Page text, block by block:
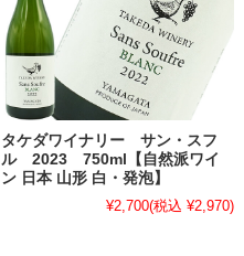
タケダワイナリー サン・スフ
ル 2023 750ml【自然派ワイ
ン 日本 山形 白・発泡】
¥2,700(税込 ¥2,970)